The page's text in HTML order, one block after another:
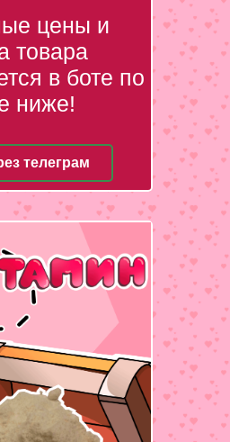
цены и
товара
в боте по
ниже!
телеграм